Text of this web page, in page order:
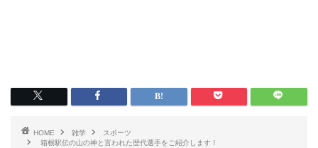
HOME 雑学
スポーツ
箱根駅伝の山の神と言われた歴代選手をご紹介します！